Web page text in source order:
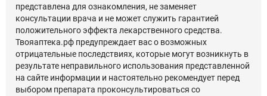
представлена для ознакомления, не заменяет
консультации врача и не может служить гарантией
положительного эффекта лекарственного средства.
Твояаптека.рф предупреждает вас о возможных
отрицательные последствиях, которые могут возникнуть в
результате неправильного использования представленной
на сайте информации и настоятельно рекомендует перед
выбором препарата проконсультироваться со